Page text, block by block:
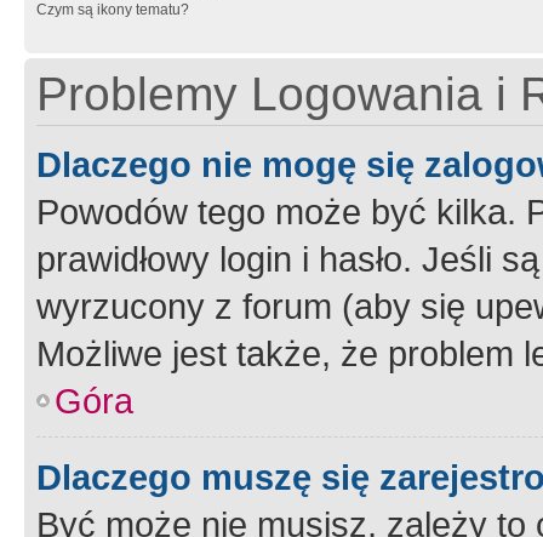
Czym są ikony tematu?
Problemy Logowania i
Dlaczego nie mogę się
Powodów tego może być kilka.
prawidłowy login i hasło. Jeśli
wyrzucony z forum (aby się
Możliwe jest także, że problem
Góra
Dlaczego muszę się
Być może nie musisz, zależy